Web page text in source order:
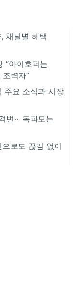
채널별 혜택
“아이호퍼는
력자”
주요 소식과 시장
··· 독파모는
로도 끊김 없이